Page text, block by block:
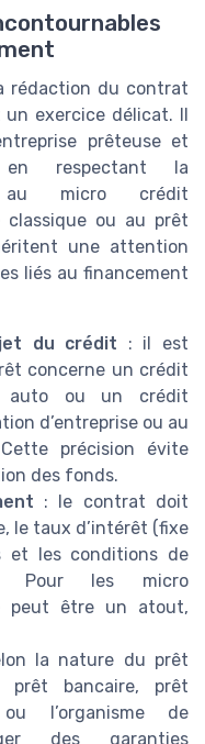
rédaction du contrat
exercice délicat. Il
prêteuse et
en respectant la
au micro crédit
classique ou au prêt
une attention
liés au financement
du crédit : il est
concerne un crédit
auto ou un crédit
d’entreprise ou au
précision évite
des fonds.
: le contrat doit
le taux d’intérêt (fixe
et les conditions de
Pour les micro
peut être un atout,
la nature du prêt
prêt bancaire, prêt
l’organisme de
des garanties